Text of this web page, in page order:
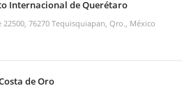
Internacional de Querétaro
22500, 76270 Tequisquiapan, Qro., México
de Oro